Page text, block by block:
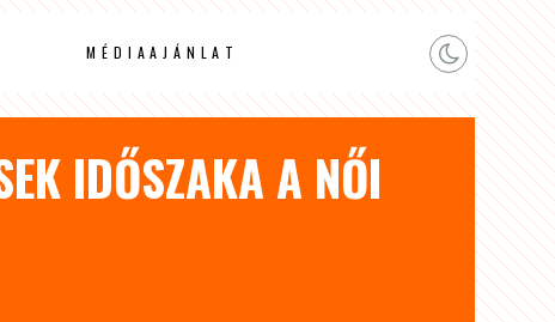
MÉDIAAJÁNLAT
IDŐSZAKA A NŐI